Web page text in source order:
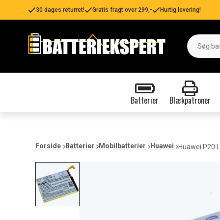
30 dages returret! Gratis fragt over 299,- Hurtig levering!
Batterier Blækpatroner
Forside Batterier Mobilbatterier Huawei Huawei P20